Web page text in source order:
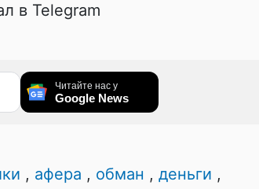
в Telegram
Читайте нас у
Google News
, афера , обман , деньги ,